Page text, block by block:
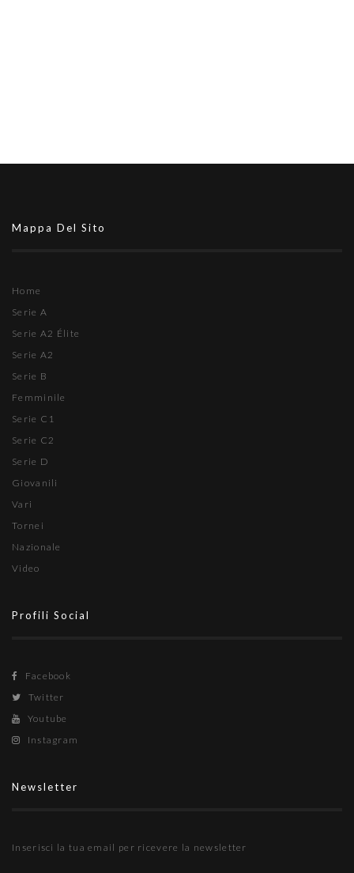
Mappa Del Sito
Home
Serie A
Serie A2 Élite
Serie A2
Serie B
Femminile
Serie C1
Serie C2
Serie D
Giovanili
Vari
Tornei
Nazionale
Video
Profili Social
Facebook
Twitter
Youtube
Instagram
Newsletter
Inserisci la tua email per ricevere la newsletter